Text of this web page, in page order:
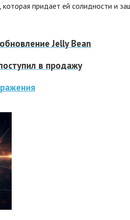
которая придает ей солидности и
Jelly Bean
в продажу